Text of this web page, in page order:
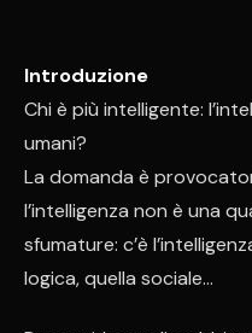
Introduzione
Chi è più intelligente:
umani?
La domanda è
l’intelligenza non è una
sfumature: c’è
logica, quella sociale…